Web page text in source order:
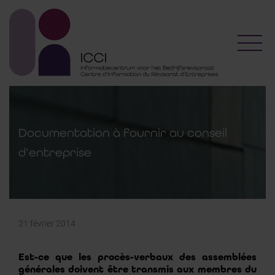
Documentation à fournir au conseil
d’entreprise
21 février 2014
Est-ce que les procès-verbaux des assemblées
générales doivent être transmis aux membres du